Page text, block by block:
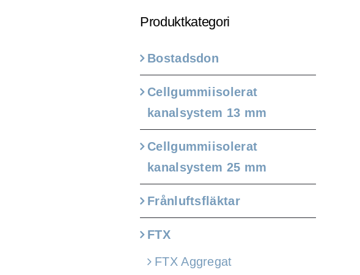
Produktkategori
Bostadsdon
Cellgummiisolerat
kanalsystem 13 mm
Cellgummiisolerat
kanalsystem 25 mm
Frånluftsfläktar
FTX
FTX Aggregat